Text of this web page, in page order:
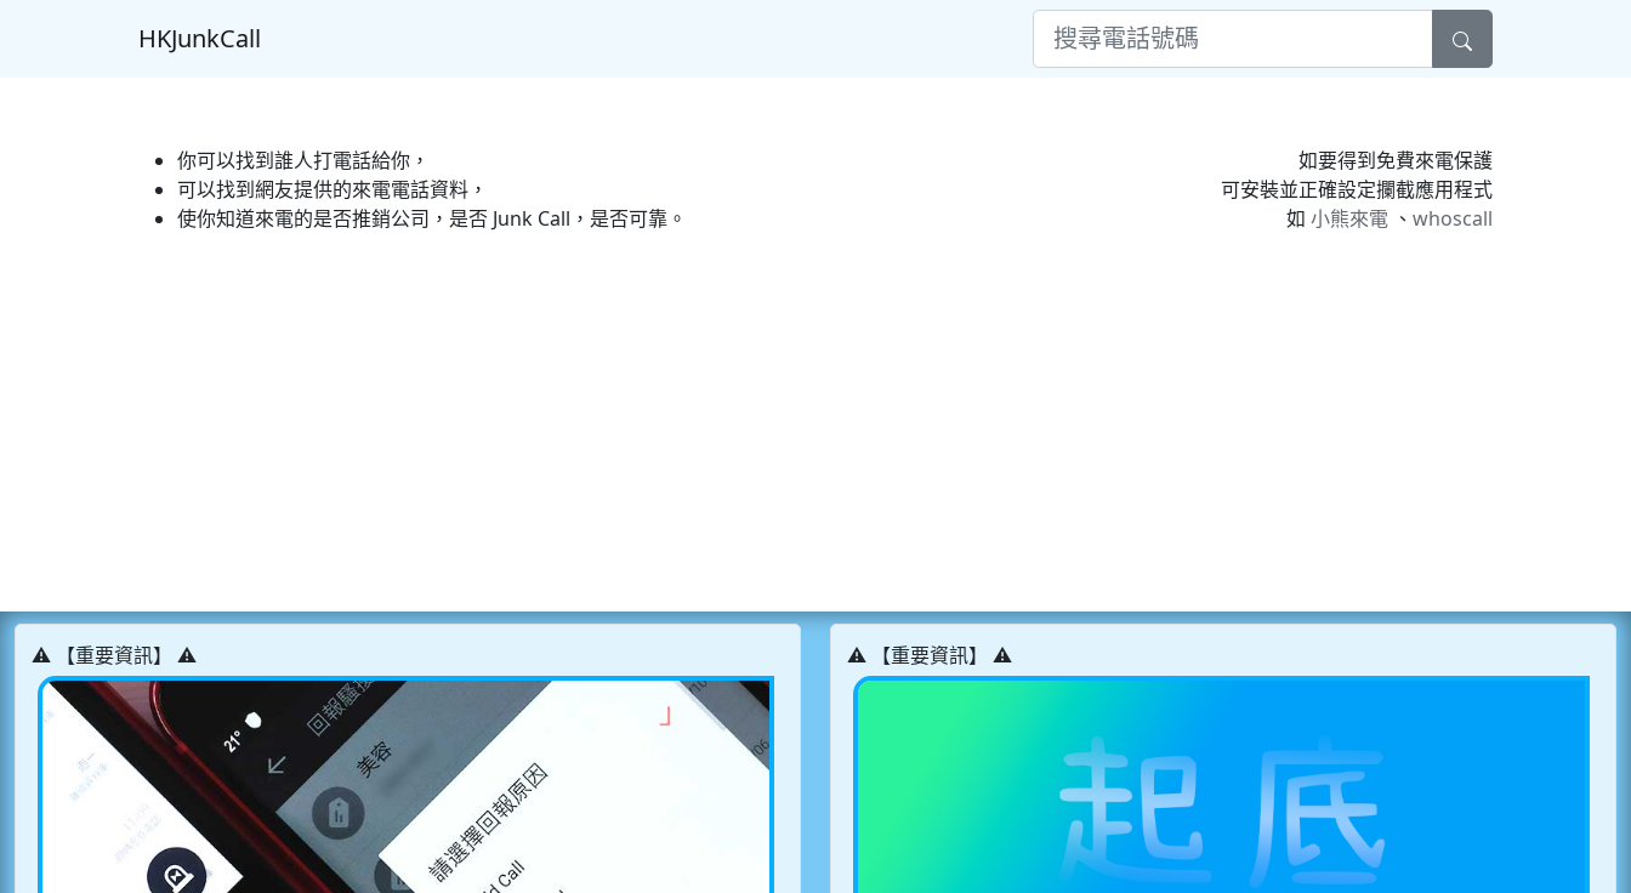
HKJunkCall
你可以找到誰人打電話給你，
可以找到網友提供的來電電話資料，
使你知道來電的是否推銷公司，是否 Junk Call，是否可靠。
如要得到免費來電保護
可安裝並正確設定攔截應用程式
如 小熊來電 、 whoscall
⚠️ 【重要資訊】 ⚠️ ⚠️ 【重要資訊】 ⚠️